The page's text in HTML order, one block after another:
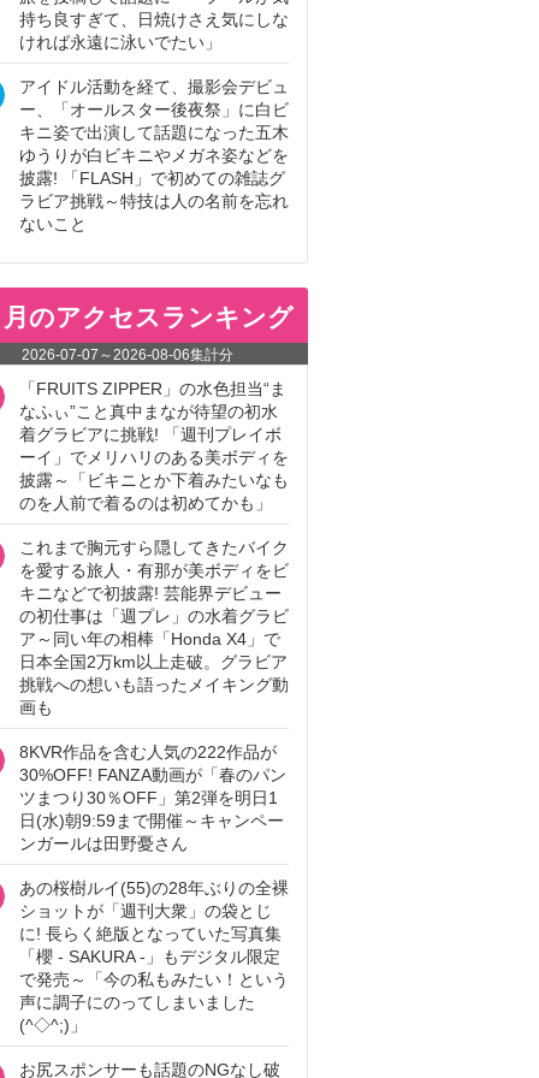
持ち良すぎて、日焼けさえ気にしな
ければ永遠に泳いでたい」
アイドル活動を経て、撮影会デビュ
ー、「オールスター後夜祭」に白ビ
キニ姿で出演して話題になった五木
ゆうりが白ビキニやメガネ姿などを
披露! 「FLASH」で初めての雑誌グ
ラビア挑戦～特技は人の名前を忘れ
ないこと
のアクセスランキング
2026-07-07 ～2026-08-06集計分
「FRUITS ZIPPER」の水色担当“ま
なふぃ”こと真中まなが待望の初水
着グラビアに挑戦! 「週刊プレイボ
ーイ」でメリハリのある美ボディを
披露～「ビキニとか下着みたいなも
のを人前で着るのは初めてかも」
これまで胸元すら隠してきたバイク
を愛する旅人・有那が美ボディをビ
キニなどで初披露! 芸能界デビュー
の初仕事は「週プレ」の水着グラビ
ア～同い年の相棒「Honda X4」で
日本全国2万km以上走破。グラビア
挑戦への想いも語ったメイキング動
画も
8KVR作品を含む人気の222作品が
30%OFF! FANZA動画が「春のパン
ツまつり30％OFF」第2弾を明日1
日(水)朝9:59まで開催～キャンペー
ンガールは田野憂さん
あの桜樹ルイ(55)の28年ぶりの全裸
ショットが「週刊大衆」の袋とじ
に! 長らく絶版となっていた写真集
「櫻 - SAKURA -」もデジタル限定
で発売～「今の私もみたい！という
声に調子にのってしまいました
(^◇^;)」
お尻スポンサーも話題のNGなし破